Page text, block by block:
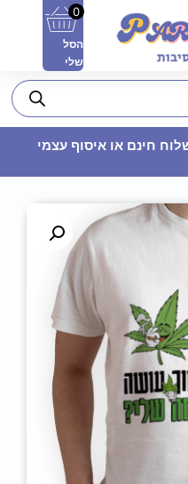
תבנית סיליקון - פונט עומר
ADD
0
הסל
שלי